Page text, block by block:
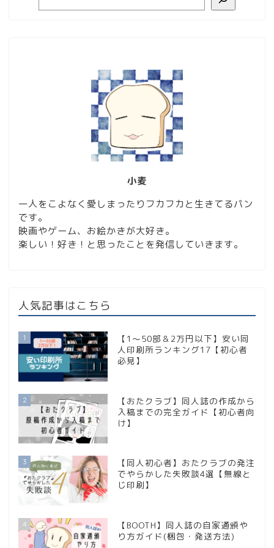
小麦
一人をこよなく愛しまったりフカフカと生きてるパン
です。
映画やゲーム、お絵かきが大好き。
楽しい！好き！と思ったことを発信していきます。
人気記事はこちら
1
【1〜50部＆2万円以下】安い同
人印刷所ランキング17【初心者
必見】
2
【おたクラブ】同人誌の作成から
入稿までの完全ガイド【初心者向
け】
3
【同人初心者】おたクラブの発注
でやらかした失敗談4選【無線と
じ印刷】
4
【BOOTH】同人誌の自家通頒や
り方ガイド(梱包・発送方法)